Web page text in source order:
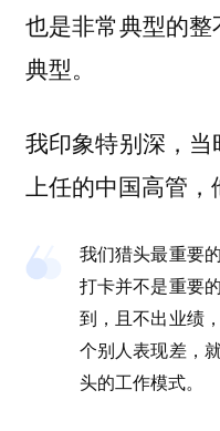
也是非常典型的
典型。
我印象特别深，
上任的中国高管
我们猎头最重要
打卡并不是重要
到，且不出业绩
个别人表现差，
头的工作模式。